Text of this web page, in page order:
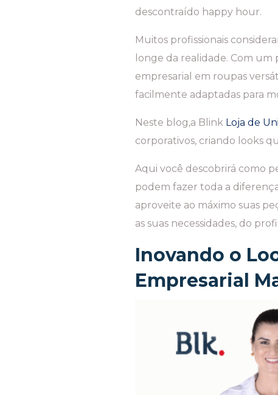
descontraído happy hour.
Muitos profissionais
longe da realidade. Com
empresarial em roupas
facilmente adaptadas para
Neste blog,a Blink Loja de
corporativos, criando looks
Aqui você descobrirá como
podem fazer toda a
aproveite ao máximo suas
as suas necessidades, do
Inovando o
Empresarial